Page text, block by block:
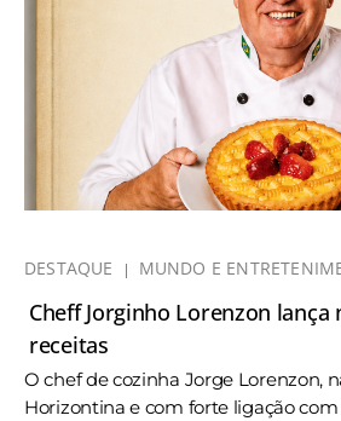
DESTAQUE MUNDO E
Cheff Jorginho Lorenzon lança
receitas
O chef de cozinha Jorge Lorenzon,
Horizontina e com forte ligação com